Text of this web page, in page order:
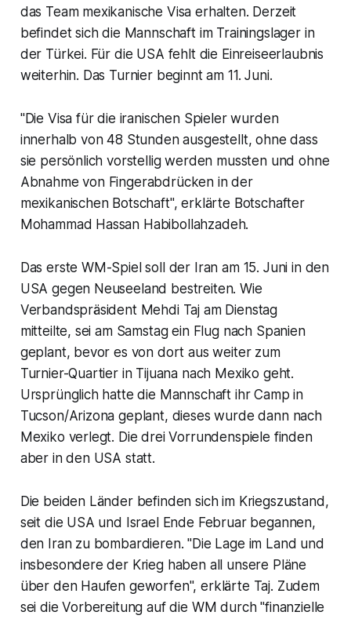
das Team mexikanische Visa erhalten. Derzeit
befindet sich die Mannschaft im Trainingslager in
der Türkei. Für die USA fehlt die Einreiseerlaubnis
weiterhin. Das Turnier beginnt am 11. Juni.
"Die Visa für die iranischen Spieler wurden
innerhalb von 48 Stunden ausgestellt, ohne dass
sie persönlich vorstellig werden mussten und ohne
Abnahme von Fingerabdrücken in der
mexikanischen Botschaft", erklärte Botschafter
Mohammad Hassan Habibollahzadeh.
Das erste WM-Spiel soll der Iran am 15. Juni in den
USA gegen Neuseeland bestreiten. Wie
Verbandspräsident Mehdi Taj am Dienstag
mitteilte, sei am Samstag ein Flug nach Spanien
geplant, bevor es von dort aus weiter zum
Turnier-Quartier in Tijuana nach Mexiko geht.
Ursprünglich hatte die Mannschaft ihr Camp in
Tucson/Arizona geplant, dieses wurde dann nach
Mexiko verlegt. Die drei Vorrundenspiele finden
aber in den USA statt.
Die beiden Länder befinden sich im Kriegszustand,
seit die USA und Israel Ende Februar begannen,
den Iran zu bombardieren. "Die Lage im Land und
insbesondere der Krieg haben all unsere Pläne
über den Haufen geworfen", erklärte Taj. Zudem
sei die Vorbereitung auf die WM durch "finanzielle